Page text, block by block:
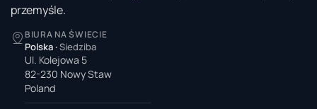
przemyśle.
BIURA NA ŚWIECIE
Polska ·Siedziba
Ul. Kolejowa 5
82-230 Nowy Staw
Poland